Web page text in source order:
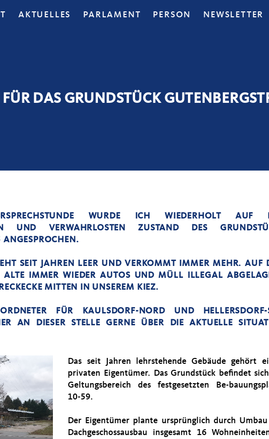
AKTUELLES PARLAMENT PERSON NEWSLETTER
DAS GRUNDSTÜCK
WURDE ICH WIEDERHOLT AUF
UND VERWAHRLOSTEN ZUSTAND DES
SEIT JAHREN LEER UND VERKOMMT IMMER MEHR. AUF
ALTE IMMER WIEDER AUTOS UND MÜLL ILLEGAL
MITTEN IN UNSEREM KIEZ.
FÜR KAULSDORF-NORD UND HELLERSDORF-
AN DIESER STELLE GERNE ÜBER DIE AKTUELLE
Das seit Jahren lehrstehende Gebäude gehört
privaten Eigentümer. Das Grundstück befindet
Geltungsbereich des festgesetzten Be-
10-59.
Der Eigentümer plante ursprünglich durch
Dachgeschossausbau insgesamt 16